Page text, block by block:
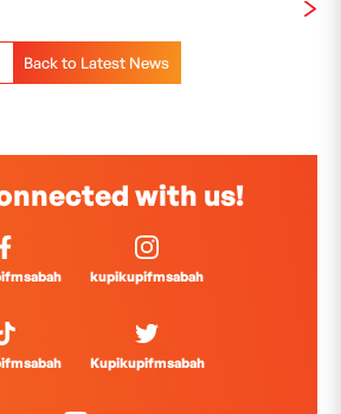
Back to Latest News
with us!
kupikupifmsabah
Kupikupifmsabah